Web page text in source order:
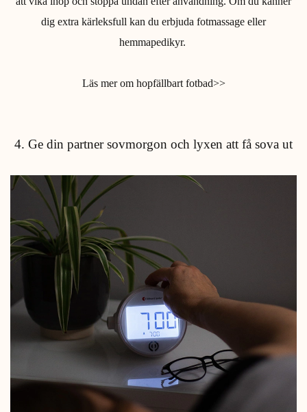
dig extra kärleksfull kan du erbjuda fotmassage eller
hemmapedikyr.
Läs mer om hopfällbart fotbad>>
4. Ge din partner sovmorgon och lyxen att få sova ut